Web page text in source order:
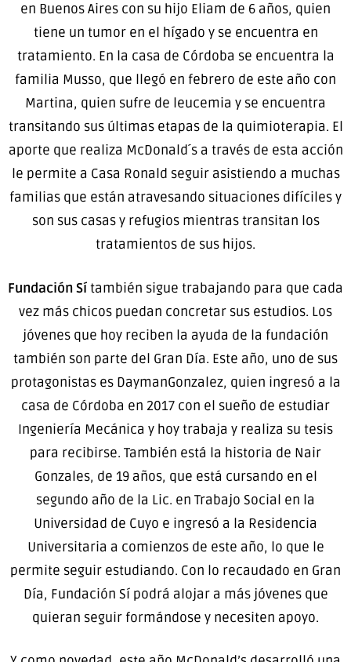
en Buenos Aires con su hijo Eliam de 6 años, quien
tiene un tumor en el hígado y se encuentra en
tratamiento. En la casa de Córdoba se encuentra la
familia Musso, que llegó en febrero de este año con
Martina, quien sufre de leucemia y se encuentra
transitando sus últimas etapas de la quimioterapia. El
aporte que realiza McDonald´s a través de esta acción
le permite a Casa Ronald seguir asistiendo a muchas
familias que están atravesando situaciones difíciles y
son sus casas y refugios mientras transitan los
tratamientos de sus hijos.
Fundación Sítambién sigue trabajando para que cada
vez más chicos puedan concretar sus estudios. Los
jóvenes que hoy reciben la ayuda de la fundación
también son parte del Gran Día. Este año, uno de sus
protagonistas es DaymanGonzalez, quien ingresó a la
casa de Córdoba en 2017 con el sueño de estudiar
Ingeniería Mecánica y hoy trabaja y realiza su tesis
para recibirse. También está la historia de Nair
Gonzales, de 19 años, que está cursando en el
segundo año de la Lic. en Trabajo Social en la
Universidad de Cuyo e ingresó a la Residencia
Universitaria a comienzos de este año, lo que le
permite seguir estudiando. Con lo recaudado en Gran
Día, Fundación Sí podrá alojar a más jóvenes que
quieran seguir formándose y necesiten apoyo.